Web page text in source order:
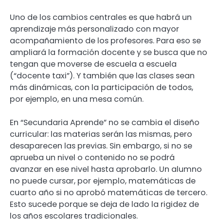
Uno de los cambios centrales es que habrá un
aprendizaje más personalizado con mayor
acompañamiento de los profesores. Para eso se
ampliará la formación docente y se busca que no
tengan que moverse de escuela a escuela
(“docente taxi”). Y también que las clases sean
más dinámicas, con la participación de todos,
por ejemplo, en una mesa común.
En “Secundaria Aprende” no se cambia el diseño
curricular: las materias serán las mismas, pero
desaparecen las previas. Sin embargo, si no se
aprueba un nivel o contenido no se podrá
avanzar en ese nivel hasta aprobarlo. Un alumno
no puede cursar, por ejemplo, matemáticas de
cuarto año si no aprobó matemáticas de tercero.
Esto sucede porque se deja de lado la rigidez de
los años escolares tradicionales.